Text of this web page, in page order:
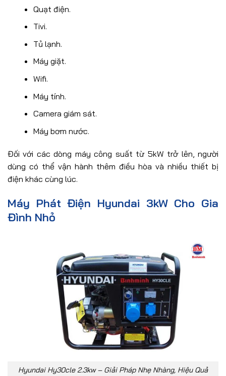
Quạt điện.
Tivi.
Tủ lạnh.
Máy giặt.
Wifi.
Máy tính.
Camera giám sát.
Máy bơm nước.
Đối với các dòng máy công suất từ 5kW trở lên, người
dùng có thể vận hành thêm điều hòa và nhiều thiết bị
điện khác cùng lúc.
Máy Phát Điện Hyundai 3kW Cho Gia
Đình Nhỏ
Hyundai Hy30cle 2.3kw – Giải Pháp Nhẹ Nhàng, Hiệu Quả